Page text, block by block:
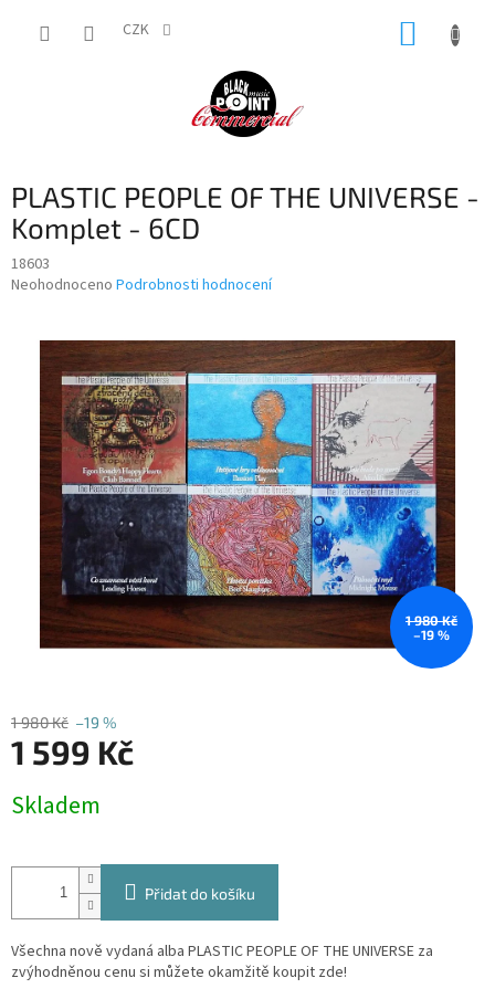
CZK
PLASTIC PEOPLE OF THE UNIVERSE -
Komplet - 6CD
18603
Průměrné
hvězdiček.
Neohodnoceno Podrobnosti hodnocení
1 980 Kč
–19 %
1 980 Kč –19 %
1 599 Kč
cena:
Skladem
Přidat do košíku
Všechna nově vydaná alba PLASTIC PEOPLE OF THE UNIVERSE za
zvýhodněnou cenu si můžete okamžitě koupit zde!